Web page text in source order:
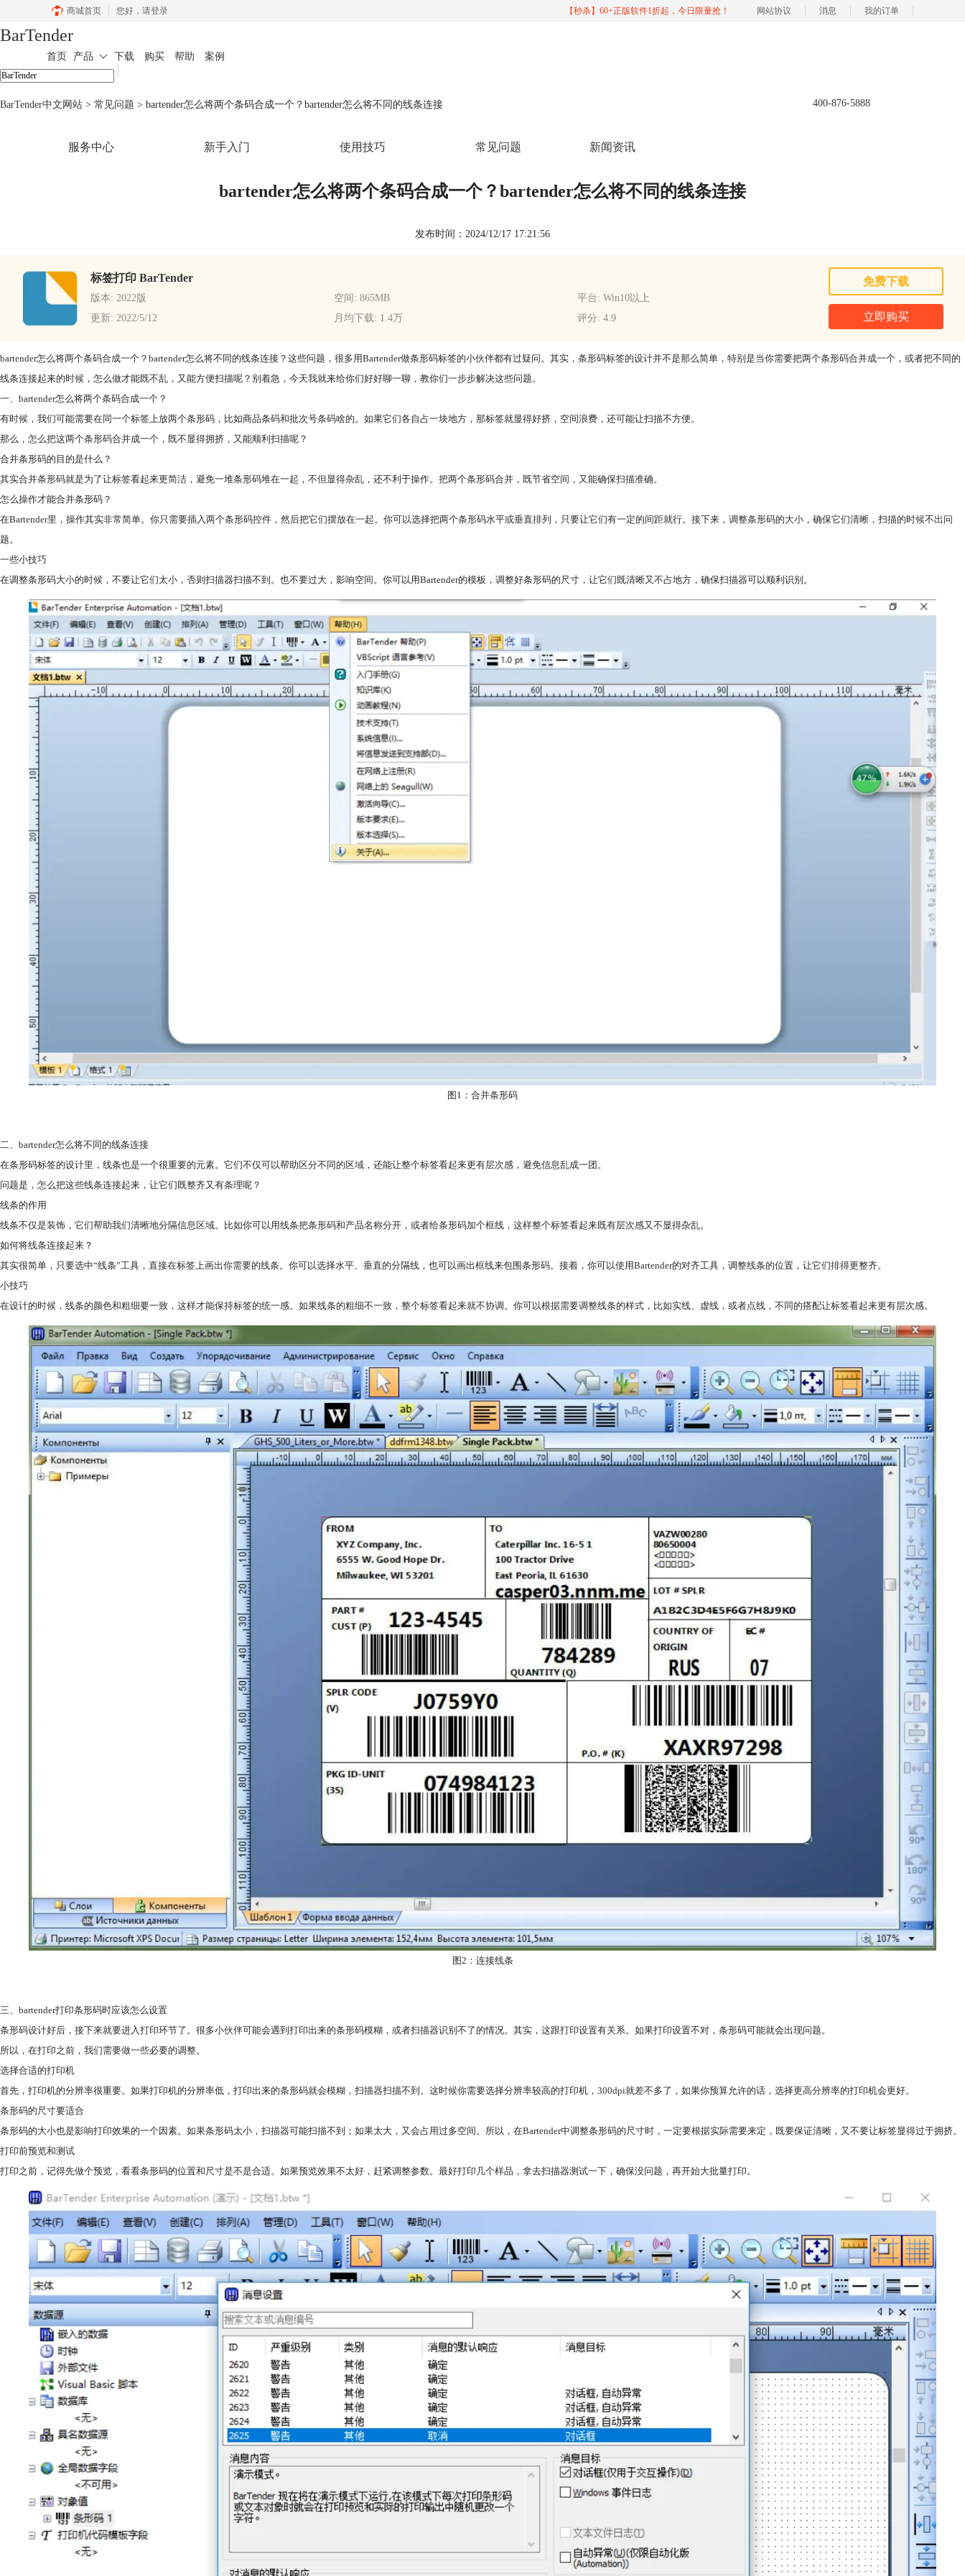
商城首页 您好， 请登录 【秒杀】60+正版软件1折起，今日限量抢！ 网站协议 消息 我的订单
BarTender
首页 产品 下载 购买 帮助 案例
400-876-5888
BarTender中文网站 > 常见问题 > bartender怎么将两个条码合成一个？bartender怎么将不同的线条连接
服务中心 新手入门 使用技巧 常见问题 新闻资讯
bartender怎么将两个条码合成一个？bartender怎么将不同的线条连接
发布时间：2024/12/17 17:21:56
标签打印 BarTender
版本: 2022版 空间: 865MB
平台: Win10以上
更新: 2022/5/12
月均下载: 1.4万 评分: 4.9
免费下载
立即购买
bartender怎么将两个条码合成一个？bartender怎么将不同的线条连接？这些问题，很多用Bartender做条形码标签的小伙伴都有过疑问。其实，条形码标签的设计并不是那么简单，特别是当你需要把两个条形码合并成一个，或者把不同的
线条连接起来的时候，怎么做才能既不乱，又能方便扫描呢？别着急，今天我就来给你们好好聊一聊，教你们一步步解决这些问题。
一、bartender怎么将两个条码合成一个？
有时候，我们可能需要在同一个标签上放两个条形码，比如商品条码和批次号条码啥的。如果它们各自占一块地方，那标签就显得好挤，空间浪费，还可能让扫描不方便。
那么，怎么把这两个条形码合并成一个，既不显得拥挤，又能顺利扫描呢？
合并条形码的目的是什么？
其实合并条形码就是为了让标签看起来更简洁，避免一堆条形码堆在一起，不但显得杂乱，还不利于操作。把两个条形码合并，既节省空间，又能确保扫描准确。
怎么操作才能合并条形码？
在Bartender里，操作其实非常简单。你只需要插入两个条形码控件，然后把它们摆放在一起。你可以选择把两个条形码水平或垂直排列，只要让它们有一定的间距就行。接下来，调整条形码的大小，确保它们清晰，扫描的时候不出问
题。
一些小技巧
在调整条形码大小的时候，不要让它们太小，否则扫描器扫描不到。也不要过大，影响空间。你可以用Bartender的模板，调整好条形码的尺寸，让它们既清晰又不占地方，确保扫描器可以顺利识别。
图1：合并条形码
二、bartender怎么将不同的线条连接
在条形码标签的设计里，线条也是一个很重要的元素。它们不仅可以帮助区分不同的区域，还能让整个标签看起来更有层次感，避免信息乱成一团。
问题是，怎么把这些线条连接起来，让它们既整齐又有条理呢？
线条的作用
线条不仅是装饰，它们帮助我们清晰地分隔信息区域。比如你可以用线条把条形码和产品名称分开，或者给条形码加个框线，这样整个标签看起来既有层次感又不显得杂乱。
如何将线条连接起来？
其实很简单，只要选中“线条”工具，直接在标签上画出你需要的线条。你可以选择水平、垂直的分隔线，也可以画出框线来包围条形码。接着，你可以使用Bartender的对齐工具，调整线条的位置，让它们排得更整齐。
小技巧
在设计的时候，线条的颜色和粗细要一致，这样才能保持标签的统一感。如果线条的粗细不一致，整个标签看起来就不协调。你可以根据需要调整线条的样式，比如实线、虚线，或者点线，不同的搭配让标签看起来更有层次感。
图2：连接线条
三、bartender打印条形码时应该怎么设置
条形码设计好后，接下来就要进入打印环节了。很多小伙伴可能会遇到打印出来的条形码模糊，或者扫描器识别不了的情况。其实，这跟打印设置有关系。如果打印设置不对，条形码可能就会出现问题。
所以，在打印之前，我们需要做一些必要的调整。
选择合适的打印机
首先，打印机的分辨率很重要。如果打印机的分辨率低，打印出来的条形码就会模糊，扫描器扫描不到。这时候你需要选择分辨率较高的打印机，300dpi就差不多了，如果你预算允许的话，选择更高分辨率的打印机会更好。
条形码的尺寸要适合
条形码的大小也是影响打印效果的一个因素。如果条形码太小，扫描器可能扫描不到；如果太大，又会占用过多空间。所以，在Bartender中调整条形码的尺寸时，一定要根据实际需要来定，既要保证清晰，又不要让标签显得过于拥挤。
打印前预览和测试
打印之前，记得先做个预览，看看条形码的位置和尺寸是不是合适。如果预览效果不太好，赶紧调整参数。最好打印几个样品，拿去扫描器测试一下，确保没问题，再开始大批量打印。